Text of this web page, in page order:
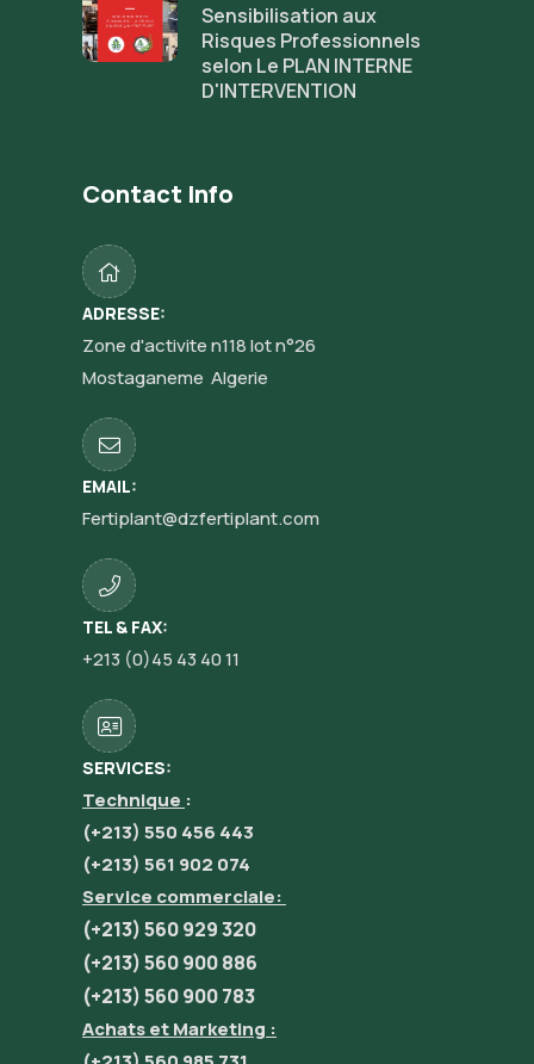
Sensibilisation aux
Risques Professionnels
selon Le PLAN INTERNE
D'INTERVENTION
Contact Info
ADRESSE:
Zone d'activite n118 lot n°26
Mostaganeme Algerie
EMAIL:
Fertiplant@dzfertiplant.com
TEL & FAX:
+213 (0)45 43 40 11
SERVICES:
Technique :
(+213) 550 456 443
(+213) 561 902 074
Service commerciale:
(+213) 560 929 320
(+213) 560 900 886
(+213) 560 900 783
Achats et Marketing :